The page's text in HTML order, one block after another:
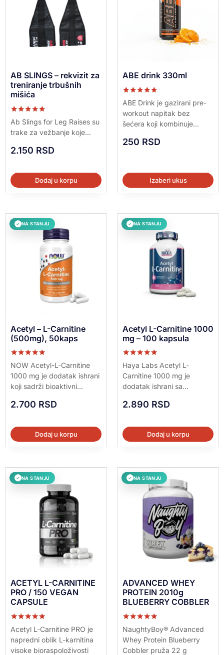
AB SLINGS – rekvizit za
treniranje trbušnih
mišića
Ocenjeno sa
5.00
od 5
Ab Slings for Leg Raises su
trake za vežbanje koje...
2.150 RSD
Dodaj u korpu
ABE drink 330ml
Ocenjeno sa
5.00
od 5
ABE Drink je gazirani pre-
workout napitak bez
šećera koji kombinuje...
250 RSD
Izaberi ukus
✓ NA STANJU
Acetyl – L-Carnitine
(500mg), 50kaps
Ocenjeno sa
5.00
od 5
NOW Acetyl-L-Carnitine
1000 mg je dodatak ishrani
koji sadrži bioaktivni...
2.700 RSD
Dodaj u korpu
✓ NA STANJU
Acetyl L-Carnitine 1000
mg – 100 kapsula
Ocenjeno sa
5.00
od 5
Haya Labs Acetyl L-
Carnitine 1000 mg je
dodatak ishrani sa...
2.890 RSD
Dodaj u korpu
✓ NA STANJU
ACETYL L-CARNITINE
PRO / 150 VEGAN
CAPSULE
Ocenjeno sa
5.00
od 5
Acetyl L-Carnitine PRO je
napredni oblik L-karnitina
visoke bioraspoloživosti
✓ NA STANJU
ADVANCED WHEY
PROTEIN 2010g
BLUEBERRY COBBLER
Ocenjeno sa
5.00
od 5
NaughtyBoy® Advanced
Whey Protein Blueberry
Cobbler pruža 22 g